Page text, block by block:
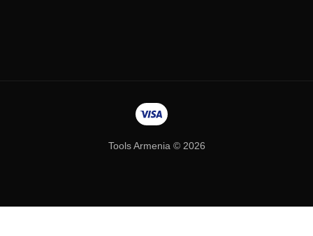
Tools Armenia © 2026